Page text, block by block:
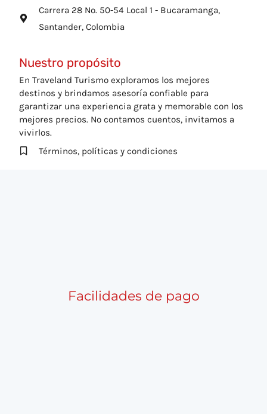
Carrera 28 No. 50-54 Local 1 - Bucaramanga,
Santander, Colombia
Nuestro propósito
En Traveland Turismo exploramos los mejores
destinos y brindamos asesoría confiable para
garantizar una experiencia grata y memorable con los
mejores precios. No contamos cuentos, invitamos a
vivirlos.
Términos, políticas y condiciones
Facilidades de pago